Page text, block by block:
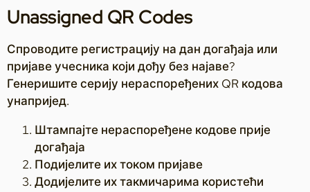
Unassigned QR Codes
Спроводите регистрацију на дан догађаја или
пријаве учесника који дођу без најаве?
Генеришите серију нераспоређених QR кодова
унапријед.
Штампајте нераспоређене кодове прије
догађаја
Подијелите их током пријаве
Додијелите их такмичарима користећи